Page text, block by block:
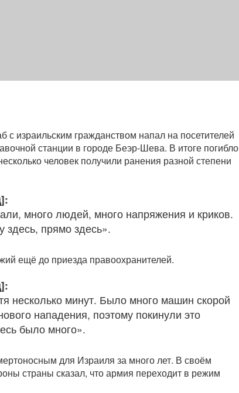
с израильским гражданством напал на посетителей
станции в городе Беэр-Шева. В итоге погибло
человек получили ранения разной степени
много людей, много напряжения и криков.
прямо здесь».
ещё до приезда правоохранителей.
несколько минут. Было много машин скорой
нападения, поэтому покинули это
было много».
для Израиля за много лет. В своём
страны сказал, что армия переходит в режим